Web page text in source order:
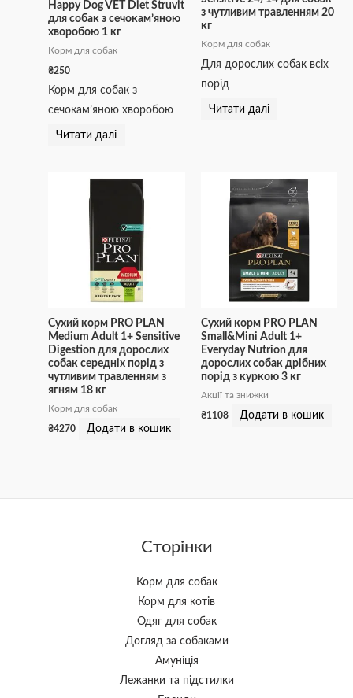
Happy Dog VET Diet Struvit
для собак з сечокам’яною
хворобою 1 кг
Корм для собак
₴250
Корм для собак з
сечокам’яною хворобою
Читати далі
з чутливим травленням 20
кг
Корм для собак
Для дорослих собак всіх
порід
Читати далі
Сухий корм PRO PLAN
Medium Adult 1+ Sensitive
Digestion для дорослих
собак середніх порід з
чутливим травленням з
ягням 18 кг
Корм для собак
₴4270 Додати в кошик
Сухий корм PRO PLAN
Small&Mini Adult 1+
Everyday Nutrion для
дорослих собак дрібних
порід з куркою 3 кг
Акції та знижки
₴1108 Додати в кошик
Сторінки
Корм для собак
Корм для котів
Одяг для собак
Догляд за собаками
Амуніція
Лежанки та підстилки